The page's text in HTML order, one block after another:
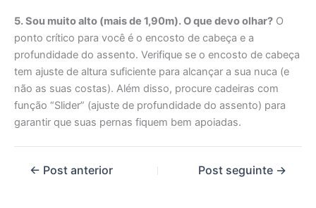
5. Sou muito alto (mais de 1,90m). O que devo olhar? O
ponto crítico para você é o encosto de cabeça e a
profundidade do assento. Verifique se o encosto de cabeça
tem ajuste de altura suficiente para alcançar a sua nuca (e
não as suas costas). Além disso, procure cadeiras com
função “Slider” (ajuste de profundidade do assento) para
garantir que suas pernas fiquem bem apoiadas.
← Post anterior Post seguinte →